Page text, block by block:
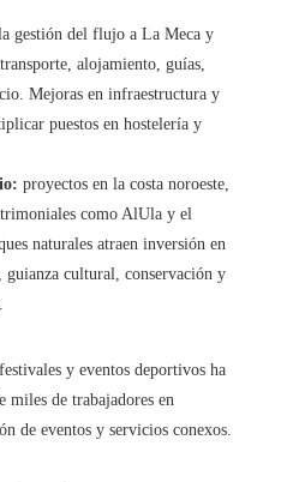
gestión del flujo a La Meca y
alojamiento, guías,
Mejoras en infraestructura y
puestos en hostelería y
proyectos en la costa noroeste,
como AlUla y el
naturales atraen inversión en
guianza cultural, conservación y
y eventos deportivos ha
miles de trabajadores en
de eventos y servicios conexos.